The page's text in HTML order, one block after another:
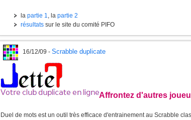
la partie 1 , la partie 2
résultats sur le site du comité PIFO
16/12/09 - Scrabble duplicate
Affrontez d'autres
Duel de mots est un outil très efficace d'entrainement au Scrabble